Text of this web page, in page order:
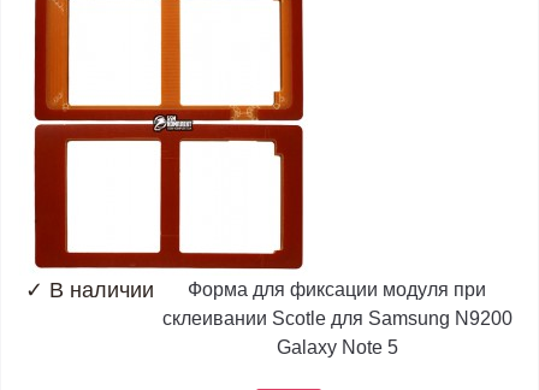
✓ В наличии
Форма для фиксации модуля при
склеивании Scotle для Samsung N9200
Galaxy Note 5